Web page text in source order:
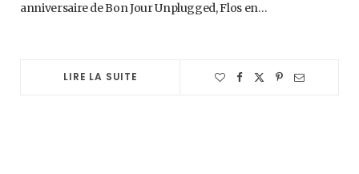
anniversaire de Bon Jour Unplugged, Flos en…
LIRE LA SUITE